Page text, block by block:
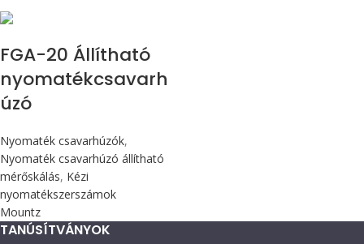
FGA-20 Állítható
nyomatékcsavarh
úzó
Nyomaték csavarhúzók,
Nyomaték csavarhúzó állítható
mérőskálás, Kézi
nyomatékszerszámok
Mountz
TANÚSÍTVÁNYOK